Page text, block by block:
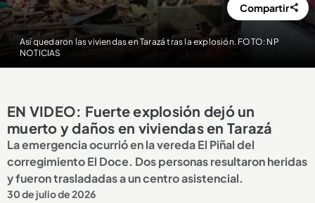
Así quedaron las viviendas en Tarazá tras la explosión. FOTO: NP
NOTICIAS
Compartir
EN VIDEO: Fuerte explosión dejó un
muerto y daños en viviendas en Tarazá
La emergencia ocurrió en la vereda El Piñal del
corregimiento El Doce. Dos personas resultaron heridas
y fueron trasladadas a un centro asistencial.
30 de julio de 2026